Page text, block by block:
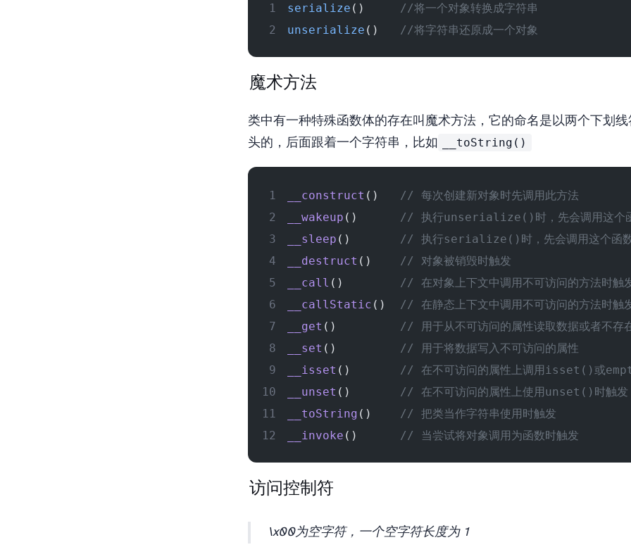
serialize () //将一个对象转换成字符串
unserialize () //将字符串还原成一个对象
魔术方法
PHP类中有一种特殊函数体的存在叫魔术方法，它的命名是以两个下划
头的，后面跟着一个字符串，比如
__toString()
__construct () // 每次创建新对象时先调用此方法
__wakeup () // 执行unserialize()时，先会调用这个
__sleep () // 执行serialize()时，先会调用这个函
__destruct () // 对象被销毁时触发
__call () // 在对象上下文中调用不可访问的方法时触
__callStatic () // 在静态上下文中调用不可访问的方法时触
__get () // 用于从不可访问的属性读取数据或者不存
__set () // 用于将数据写入不可访问的属性
__isset () // 在不可访问的属性上调用isset()或
__unset () // 在不可访问的属性上使用unset()时触发
__toString () // 把类当作字符串使用时触发
__invoke () // 当尝试将对象调用为函数时触发
访问控制符
\x00为空字符，一个空字符长度为 1